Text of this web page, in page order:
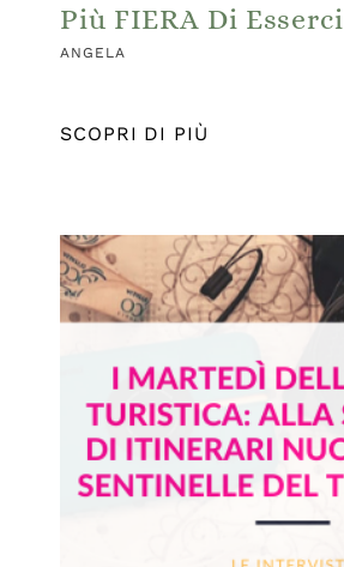
Più FIERA Di Esserci
ANGELA
SCOPRI DI PIÙ